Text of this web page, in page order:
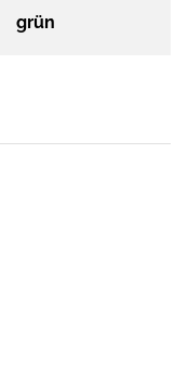
grün